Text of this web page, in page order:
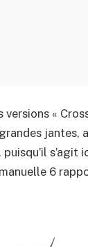
«
jantes,
s’agit
6